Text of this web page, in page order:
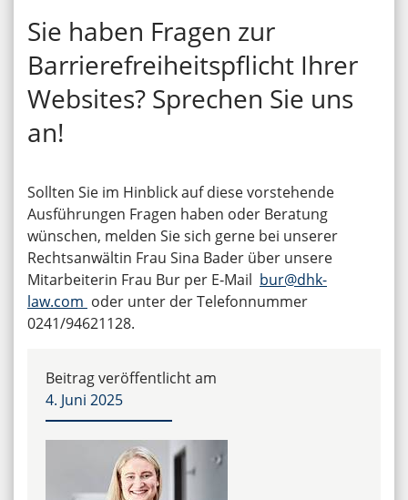
Sie haben Fragen zur
Barrierefreiheitspflicht Ihrer
Websites? Sprechen Sie uns
an!
Sollten Sie im Hinblick auf diese vorstehende
Ausführungen Fragen haben oder Beratung
wünschen, melden Sie sich gerne bei unserer
Rechtsanwältin Frau Sina Bader über unsere
Mitarbeiterin Frau Bur per E‑Mail bur@dhk-
law.com oder unter der Telefonnummer
0241/94621128.
Beitrag veröffentlicht am
4. Juni 2025